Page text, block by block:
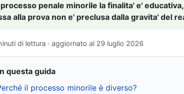
penale minorile la finalita' e'
alla prova non e' preclusa dalla gravita' del
di lettura · aggiornato al 29 luglio 2026
questa guida
il processo minorile è diverso?